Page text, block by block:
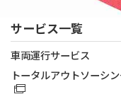
サービス一覧
車両運行サービス
トータルアウトソーシ